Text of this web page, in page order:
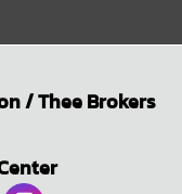
/Thee Brokers